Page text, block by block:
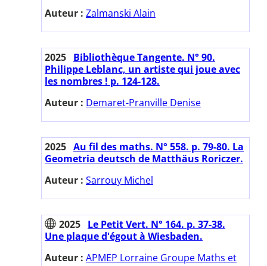
Auteur : Zalmanski Alain
2025 Bibliothèque Tangente. N° 90.
Philippe Leblanc, un artiste qui joue avec
les nombres ! p. 124-128.
Auteur : Demaret-Pranville Denise
2025 Au fil des maths. N° 558. p. 79-80. La
Geometria deutsch de Matthäus Roriczer.
Auteur : Sarrouy Michel
2025 Le Petit Vert. N° 164. p. 37-38.
Une plaque d'égout à Wiesbaden.
Auteur : APMEP Lorraine Groupe Maths et